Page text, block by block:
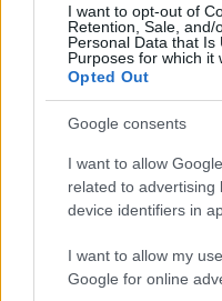
I want to opt-out of
Retention, Sale, and/
Personal Data that Is
Purposes for which it
Opted Out
Google consents
I want to allow
related to advertising
device identifiers in
I want to allow my
Google for online
blog.hu
Szólj hozzá!
A hozzászóláshoz be